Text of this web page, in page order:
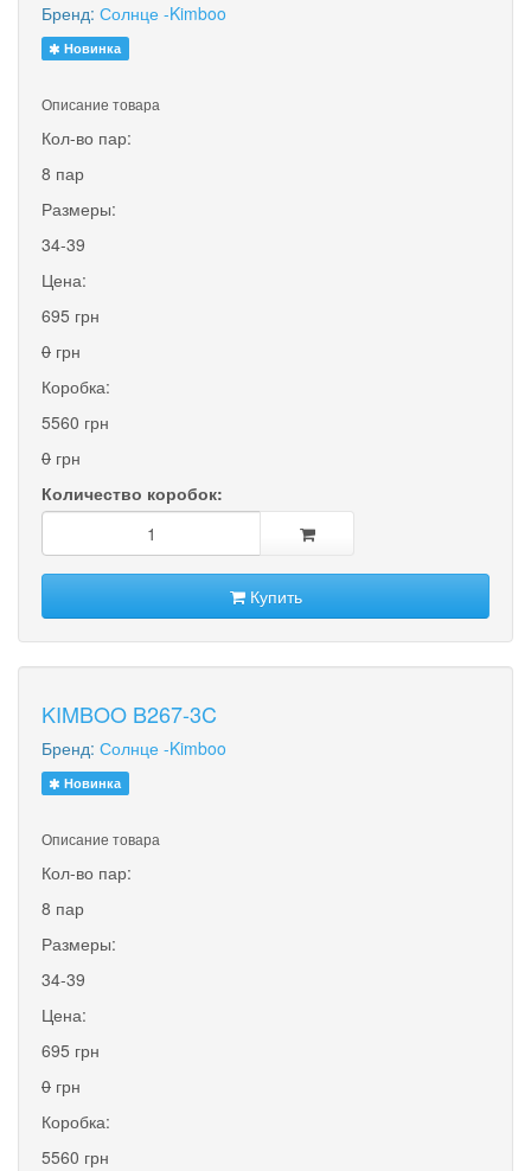
Бренд: Солнце -Kimboo
Новинка
Описание товара
Кол-во пар:
8 пар
Размеры:
34-39
Цена:
695 грн
0 грн
Коробка:
5560 грн
0 грн
Количество коробок:
Купить
KIMBOO B267-3C
Бренд: Солнце -Kimboo
Новинка
Описание товара
Кол-во пар:
8 пар
Размеры:
34-39
Цена:
695 грн
0 грн
Коробка:
5560 грн